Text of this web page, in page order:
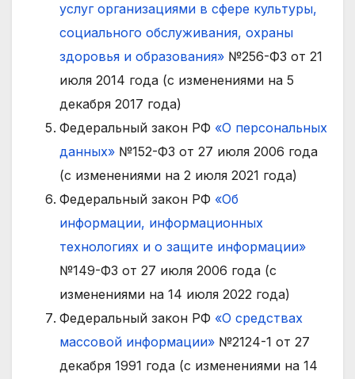
услуг организациями в сфере культуры,
социального обслуживания, охраны
здоровья и образования» №256-ФЗ от 21
июля 2014 года (с изменениями на 5
декабря 2017 года)
Федеральный закон РФ «О персональных
данных» №152-ФЗ от 27 июля 2006 года
(с изменениями на 2 июля 2021 года)
Федеральный закон РФ «Об
информации, информационных
технологиях и о защите информации»
№149-ФЗ от 27 июля 2006 года (с
изменениями на 14 июля 2022 года)
Федеральный закон РФ «О средствах
массовой информации» №2124-1 от 27
декабря 1991 года (с изменениями на 14